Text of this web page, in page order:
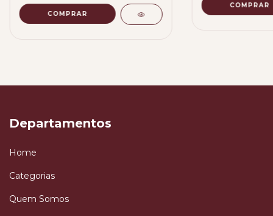
COMPRAR
COMPRAR
Departamentos
Home
Categorias
Quem Somos